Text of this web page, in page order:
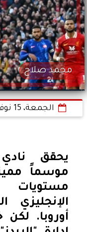
محمد صلاح
الجمعة، 15 نوفمبر 2024
يحقق نادي
موسماً
مستويات
الإنجليزي
أوروبا.